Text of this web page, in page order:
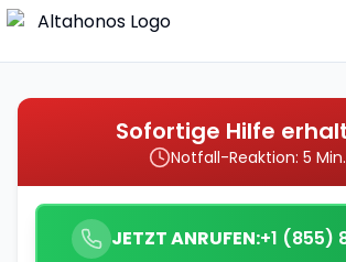
Sofortige Hilfe
Notfall-Reaktion: 5 Min.
JETZT ANRUFEN:+1 (855)